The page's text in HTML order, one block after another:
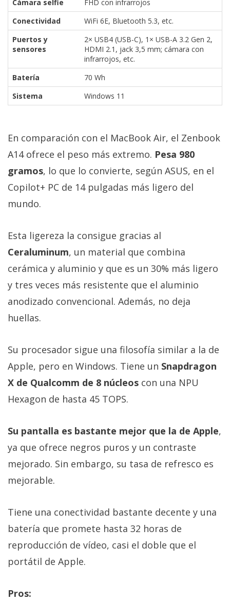
Cámara selfie
FHD con infrarrojos
Conectividad
WiFi 6E, Bluetooth 5.3, etc.
Puertos y
sensores
2× USB4 (USB-C), 1× USB-A 3.2 Gen 2,
HDMI 2.1, jack 3,5 mm; cámara con
infrarrojos, etc.
Batería
70 Wh
Sistema
Windows 11
En comparación con el MacBook Air, el Zenbook
A14 ofrece el peso más extremo. Pesa 980
gramos, lo que lo convierte, según ASUS, en el
Copilot+ PC de 14 pulgadas más ligero del
mundo.
Esta ligereza la consigue gracias al
Ceraluminum, un material que combina
cerámica y aluminio y que es un 30% más ligero
y tres veces más resistente que el aluminio
anodizado convencional. Además, no deja
huellas.
Su procesador sigue una filosofía similar a la de
Apple, pero en Windows. Tiene un Snapdragon
X de Qualcomm de 8 núcleos con una NPU
Hexagon de hasta 45 TOPS.
Su pantalla es bastante mejor que la de Apple,
ya que ofrece negros puros y un contraste
mejorado. Sin embargo, su tasa de refresco es
mejorable.
Tiene una conectividad bastante decente y una
batería que promete hasta 32 horas de
reproducción de vídeo, casi el doble que el
portátil de Apple.
Pros: